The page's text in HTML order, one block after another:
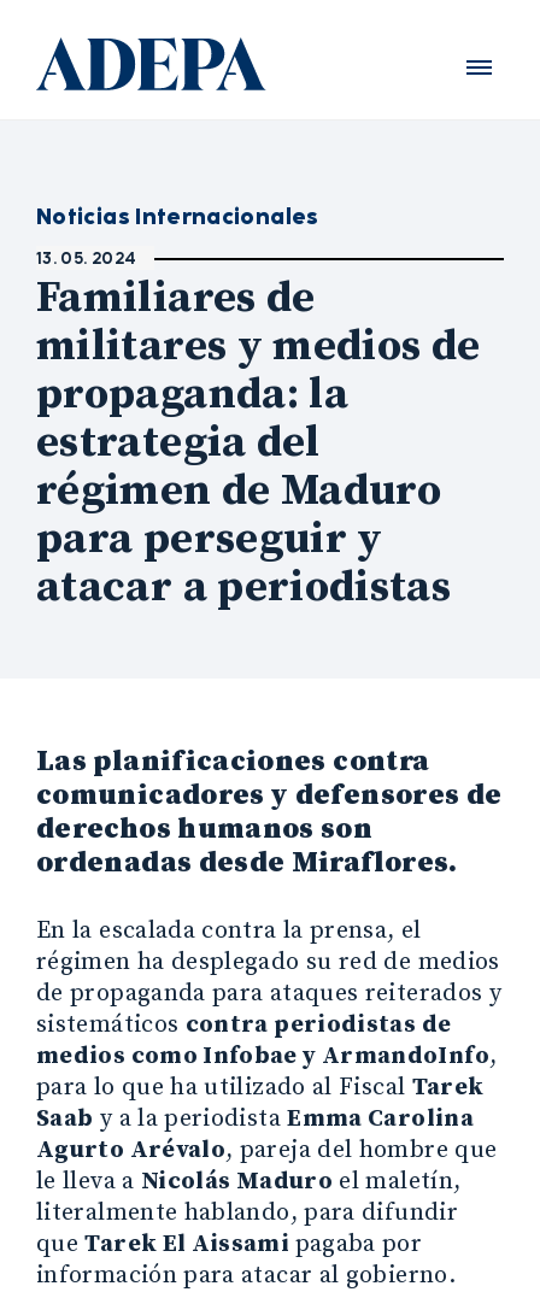
Noticias Internacionales
13. 05. 2024
Familiares de
militares y medios de
propaganda: la
estrategia del
régimen de Maduro
para perseguir y
atacar a periodistas
Las planificaciones contra
comunicadores y defensores de
derechos humanos son
ordenadas desde Miraflores.
En la escalada contra la prensa, el
régimen ha desplegado su red de medios
de propaganda para ataques reiterados y
sistemáticos contra periodistas de
medios como Infobae y ArmandoInfo,
para lo que ha utilizado al Fiscal Tarek
Saab y a la periodistaEmma Carolina
Agurto Arévalo, pareja del hombre que
le lleva a Nicolás Maduro el maletín,
literalmente hablando, para difundir
queTarek El Aissami pagaba por
información para atacar al gobierno.